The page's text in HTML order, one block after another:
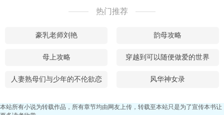
热门推荐
豪乳老师刘艳 韵母攻略
母上攻略 穿越到可以随便做爱的世界
人妻熟母们与少年的不伦欲恋 风华神女录
本站所有小说为转载作品，所有章节均由网友上传，转载至本站只是为了宣传本书让